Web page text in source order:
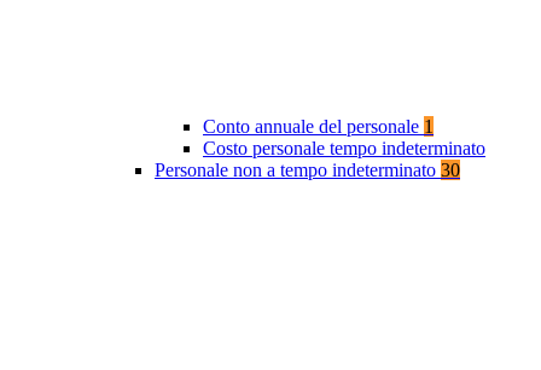
Conto annuale del personale 1
Costo personale tempo indeterminato
Personale non a tempo indeterminato 30